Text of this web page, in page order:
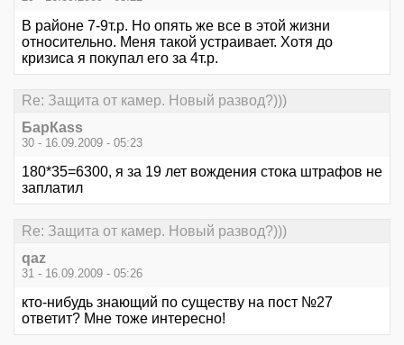
В районе 7-9т.р. Но опять же все в этой жизни
относительно. Меня такой устраивает. Хотя до
кризиса я покупал его за 4т.р.
Re: Защита от камер. Новый развод?)))
БарКаss
30 - 16.09.2009 - 05:23
180*35=6300, я за 19 лет вождения стока штрафов не
заплатил
Re: Защита от камер. Новый развод?)))
qaz
31 - 16.09.2009 - 05:26
кто-нибудь знающий по существу на пост №27
ответит? Мне тоже интересно!